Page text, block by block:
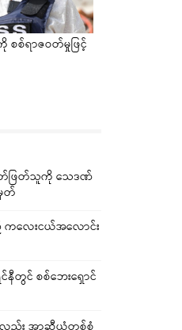
စစ်ရာဇဝတ်မှုဖြင့်
သတ်ဖြတ်သူကို သေဒဏ်
တ်
ကလေးငယ်အလောင်း
နီတွင် စစ်ဘေးရှောင်